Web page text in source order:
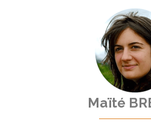
Maïté